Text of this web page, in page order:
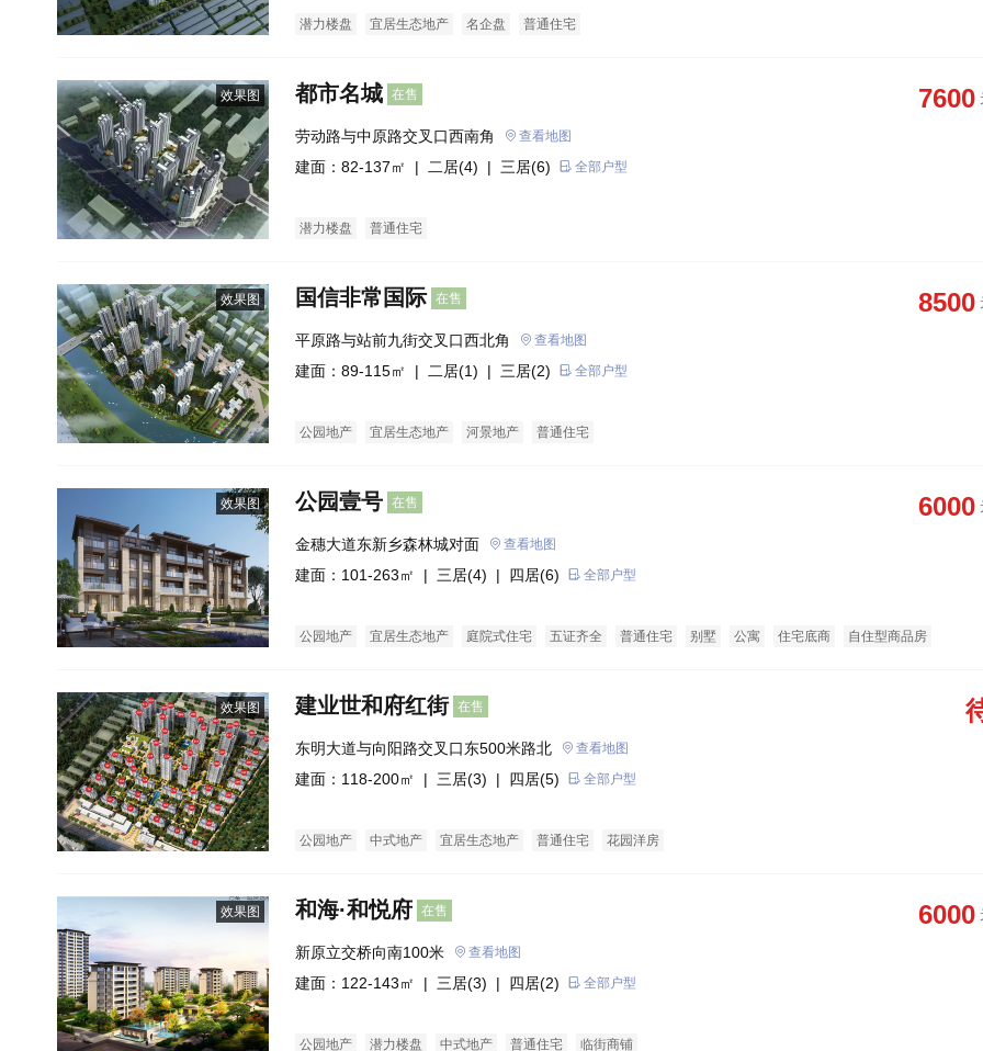
潜力楼盘 宜居生态地产 名企盘 普通住宅
效果图 都市名城 在售 7600
劳动路与中原路交叉口西南角 查看地图
建面：82-137㎡ | 二居(4) | 三居(6) 全部户型
潜力楼盘 普通住宅
效果图 国信非常国际 在售 8500
平原路与站前九街交叉口西北角 查看地图
建面：89-115㎡ | 二居(1) | 三居(2) 全部户型
公园地产 宜居生态地产 河景地产 普通住宅
效果图 公园壹号 在售 6000
金穗大道东新乡森林城对面 查看地图
建面：101-263㎡ | 三居(4) | 四居(6) 全部户型
公园地产 宜居生态地产 庭院式住宅 五证齐全 普通住宅 别墅 公寓 住宅底商 自住型商品房
效果图 建业世和府红街 在售
东明大道与向阳路交叉口东500米路北 查看地图
建面：118-200㎡ | 三居(3) | 四居(5) 全部户型
公园地产 中式地产 宜居生态地产 普通住宅 花园洋房
效果图 和海·和悦府 在售 6000
新原立交桥向南100米 查看地图
建面：122-143㎡ | 三居(3) | 四居(2) 全部户型
公园地产 潜力楼盘 中式地产 普通住宅 临街商铺